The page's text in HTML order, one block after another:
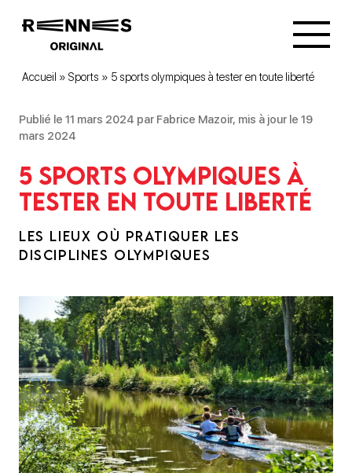
Accueil » Sports » 5 sports olympiques à tester en toute liberté
Publié le 11 mars 2024 par Fabrice Mazoir, mis à jour le 19
mars 2024
5 sports olympiques à
tester en toute liberté
LES LIEUX OÙ PRATIQUER LES
DISCIPLINES OLYMPIQUES